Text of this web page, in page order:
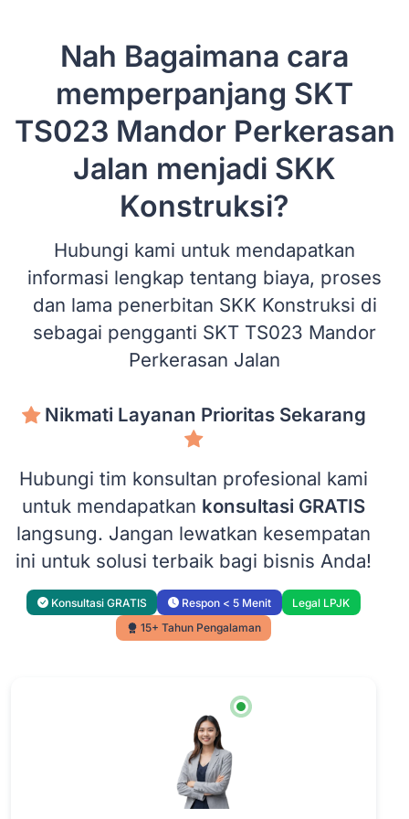
Nah Bagaimana cara
memperpanjang SKT
TS023 Mandor Perkerasan
Jalan menjadi SKK
Konstruksi?
Hubungi kami untuk mendapatkan
informasi lengkap tentang biaya, proses
dan lama penerbitan SKK Konstruksi di
sebagai pengganti SKT TS023 Mandor
Perkerasan Jalan
Nikmati Layanan Prioritas Sekarang
Hubungi tim konsultan profesional kami
untuk mendapatkan konsultasi GRATIS
langsung. Jangan lewatkan kesempatan
ini untuk solusi terbaik bagi bisnis Anda!
Konsultasi GRATIS Respon < 5 Menit
Legal LPJK
15+ Tahun Pengalaman